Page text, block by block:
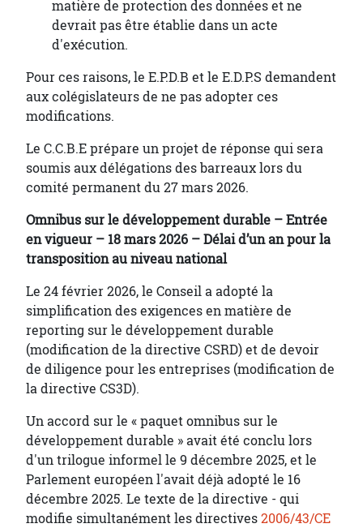
matière de protection des données et ne
devrait pas être établie dans un acte
d'exécution.
Pour ces raisons, le E.P.D.B et le E.D.P.S demandent
aux colégislateurs de ne pas adopter ces
modifications.
Le C.C.B.E prépare un projet de réponse qui sera
soumis aux délégations des barreaux lors du
comité permanent du 27 mars 2026.
Omnibus sur le développement durable – Entrée
en vigueur – 18 mars 2026 – Délai d’un an pour la
transposition au niveau national
Le 24 février 2026, le Conseil a adopté la
simplification des exigences en matière de
reporting sur le développement durable
(modification de la directive CSRD) et de devoir
de diligence pour les entreprises (modification de
la directive CS3D).
Un accord sur le « paquet omnibus sur le
développement durable » avait été conclu lors
d'un trilogue informel le 9 décembre 2025, et le
Parlement européen l'avait déjà adopté le 16
décembre 2025. Le texte de la directive - qui
modifie simultanément les directives2006/43/CE